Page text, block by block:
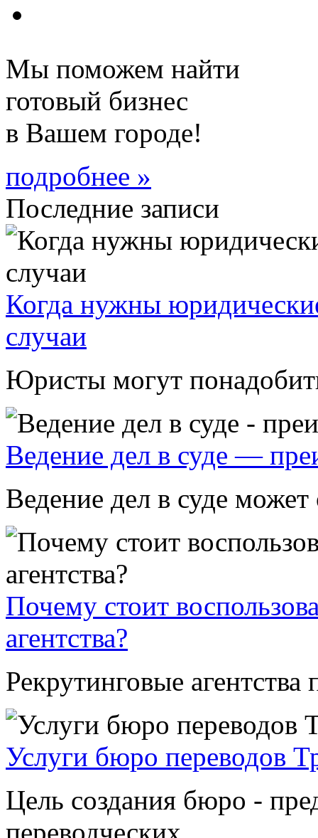
Мы поможем найти
готовый бизнес
в Вашем городе!
подробнее »
Последние записи
Когда нужны
случаи
Юристы могут
Ведение дел в суде —
Ведение дел в суде
Почему стоит
агентства?
Рекрутинговые агентства
Услуги бюро переводов
Цель создания бюро -
переводческих ...